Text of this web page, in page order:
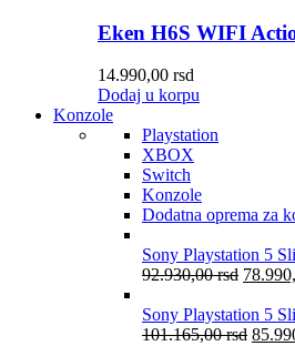
Eken H6S WIFI
14.990,00 rsd
Dodaj u korpu
Konzole
Playstation
XBOX
Switch
Konzole
Dodatna oprema za
Sony Playstation 5
92.930,00rsd
Sony Playstation 5
101.165,00rsd